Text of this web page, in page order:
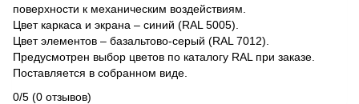
поверхности к механическим воздействиям.
Цвет каркаса и экрана – синий (RAL 5005).
Цвет элементов – базальтово-серый (RAL 7012).
Предусмотрен выбор цветов по каталогу RAL при заказе.
Поставляется в собранном виде.
0/5 (0 отзывов)